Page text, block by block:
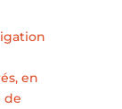
en
de